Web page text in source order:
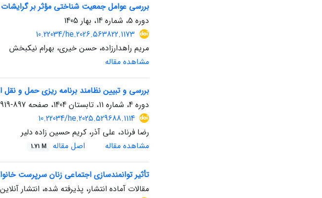
بررسی عوامل جمعیت شناختی مؤثر بر گرایشات سیاسی دانشجویان طی
دوره 5، شماره 14، بهار 1405
10.22034/he.2026.563822.1173
مریم راهدارزاده، حسن خیری، بهرام نیکبخش
مشاهده مقاله
بررسی و تبیین نظامند برنامه ریزی حمل و نقل
دوره 4، شماره 11، تابستان 1404، صفحه
897-919
10.22034/he.2025.529688.1114
رضا فرناد، علی آذر، کریم حسین زاده دلیر
مشاهده مقاله
اصل مقاله 1.71 M
تأثیر توانمندسازی اجتماعی زنان سرپرست
مقالات آماده انتشار، پذیرفته شده، انتشار